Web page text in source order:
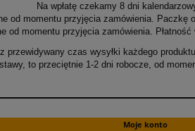
Na wpłatę czekamy 8 dni
od momentu przyjęcia zamówienia. Paczkę
od momentu przyjęcia zamówienia.
przewidywany czas wysyłki każdego
to przeciętnie 1-2 dni robocze, od
Moje konto